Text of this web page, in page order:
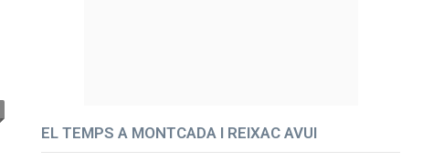
EL TEMPS A MONTCADA I REIXAC AVUI